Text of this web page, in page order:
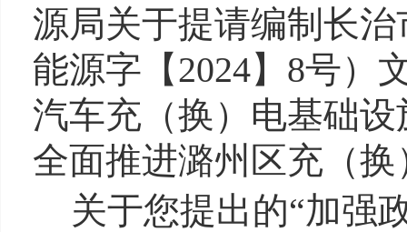
源局关于提请编制长
能源字【2024】8号）
汽车充 （换） 电基础
全面推进潞州区充（
关于您提出的“加强